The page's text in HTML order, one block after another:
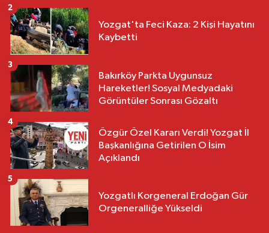
Yozgat'ta Feci Kaza: 2 Kişi Hayatını
Kaybetti
2
Bakırköy Parkta Uygunsuz
Hareketler! Sosyal Medyadaki
Görüntüler Sonrası Gözaltı
3
Özgür Özel Kararı Verdi! Yozgat İl
Başkanlığına Getirilen O İsim
Açıklandı
4
Yozgatlı Korgeneral Erdoğan Gür
Orgeneralliğe Yükseldi
5